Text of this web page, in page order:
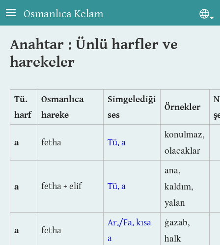
Skip to main content
Osmanlıca Kelam
Anahtar : Ünlü harfler ve
harekeler
Tü.
harf
Osmanlıca
hareke
Simgelediği
ses
Örnekler
a fetha Tü. a
konulmaz,
olacaklar
a fetha + elif Tü. a
ana,
kaldım,
yalan
a fetha
Ar./Fa. kısa
a
ġazab,
halk